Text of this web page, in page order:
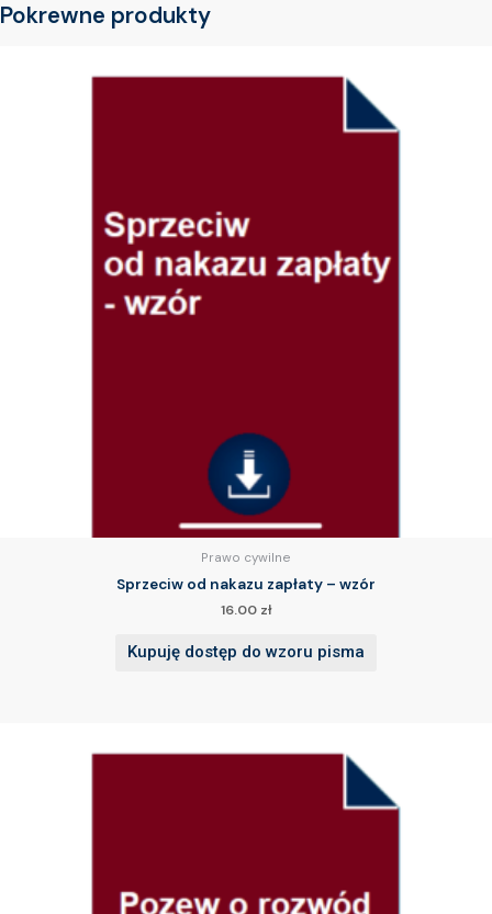
Pokrewne produkty
Prawo cywilne
Sprzeciw od nakazu zapłaty – wzór
16.00 zł
Kupuję dostęp do wzoru pisma